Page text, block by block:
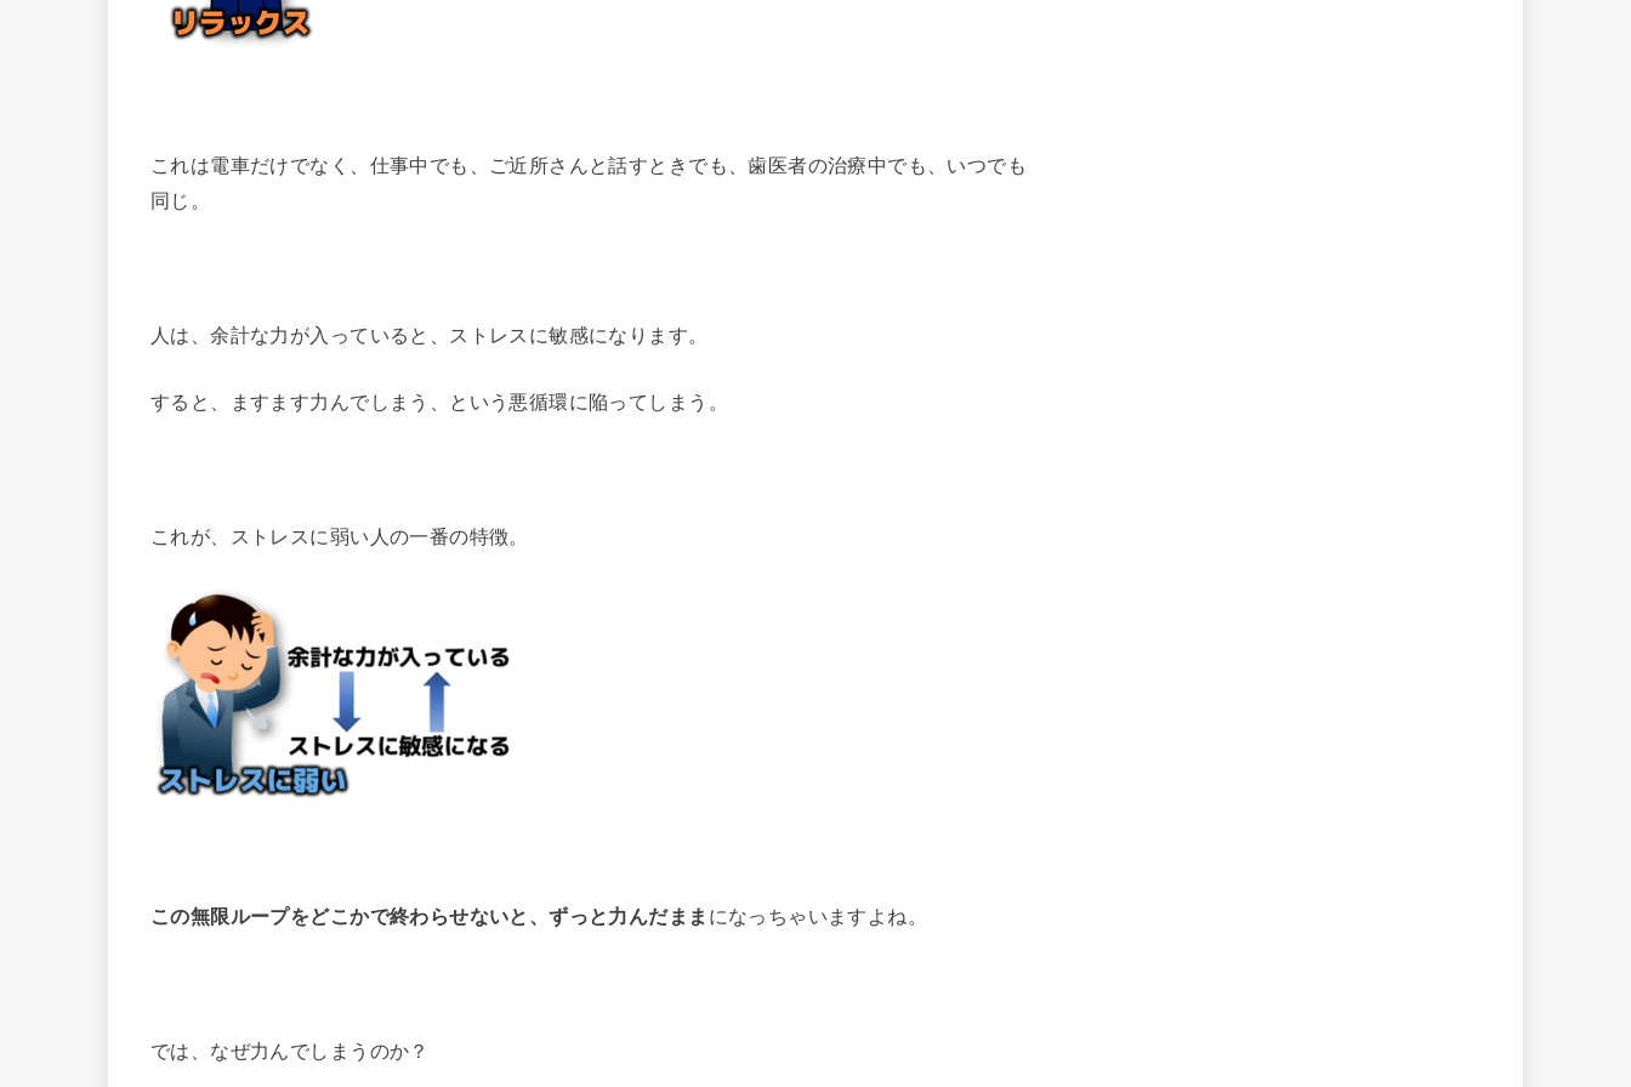
これは電車だけでなく、仕事中でも、ご近所さんと話すときでも、歯医者の治療中でも、いつでも
同じ。
人は、余計な力が入っていると、ストレスに敏感になります。
すると、ますます力んでしまう、という悪循環に陥ってしまう。
これが、ストレスに弱い人の一番の特徴。
この無限ループをどこかで終わらせないと、ずっと力んだまま になっちゃいますよね。
では、なぜ力んでしまうのか？